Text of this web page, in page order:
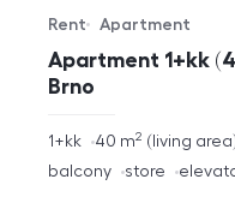
Apartment 1+kk
Brno
Offer type
Rent
Property type
Apartment
rozměry
1+kk living area
40 m2
funkce
balcony store